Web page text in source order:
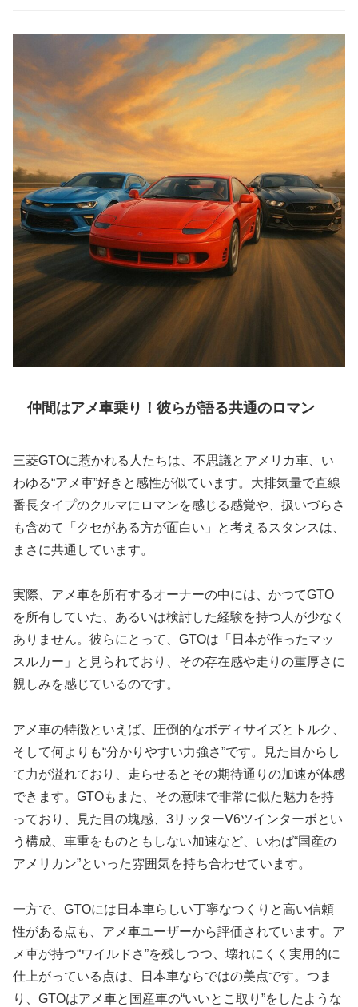
仲間はアメ車乗り！彼らが語る共通のロマン
三菱GTOに惹かれる人たちは、不思議とアメリカ車、い
わゆる“アメ車”好きと感性が似ています。大排気量で直線
番長タイプのクルマにロマンを感じる感覚や、扱いづらさ
も含めて「クセがある方が面白い」と考えるスタンスは、
まさに共通しています。
実際、アメ車を所有するオーナーの中には、かつてGTO
を所有していた、あるいは検討した経験を持つ人が少なく
ありません。彼らにとって、GTOは「日本が作ったマッ
スルカー」と見られており、その存在感や走りの重厚さに
親しみを感じているのです。
アメ車の特徴といえば、圧倒的なボディサイズとトルク、
そして何よりも“分かりやすい力強さ”です。見た目からし
て力が溢れており、走らせるとその期待通りの加速が体感
できます。GTOもまた、その意味で非常に似た魅力を持
っており、見た目の塊感、3リッターV6ツインターボとい
う構成、車重をものともしない加速など、いわば“国産の
アメリカン”といった雰囲気を持ち合わせています。
一方で、GTOには日本車らしい丁寧なつくりと高い信頼
性がある点も、アメ車ユーザーから評価されています。ア
メ車が持つ“ワイルドさ”を残しつつ、壊れにくく実用的に
仕上がっている点は、日本車ならではの美点です。つま
り、GTOはアメ車と国産車の“いいとこ取り”をしたような